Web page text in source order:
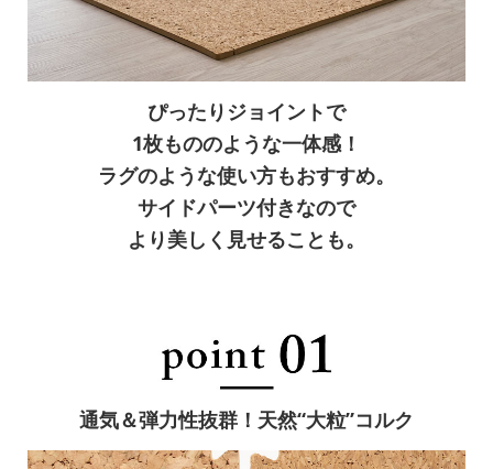
ぴったりジョイントで
1枚もののような一体感！
ラグのような使い方もおすすめ。
サイドパーツ付きなので
より美しく見せることも。
通気＆弾力性抜群！天然“大粒”コルク